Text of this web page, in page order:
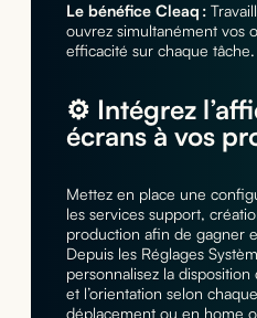
Le bénéfice Cleaq :
ouvrez simultanément vos
efficacité sur chaque tâche.
⚙️ Intégrez
écrans à vos
Mettez en place une
les services support,
production afin de gagner
Depuis les Réglages
personnalisez la
et l’orientation selon
déplacement ou en home